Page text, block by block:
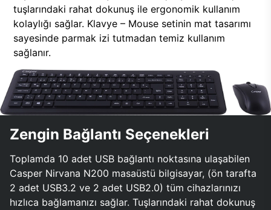
tuşlarındaki rahat dokunuş ile ergonomik kullanım
kolaylığı sağlar. Klavye – Mouse setinin mat tasarımı
sayesinde parmak izi tutmadan temiz kullanım
sağlanır.
Zengin Bağlantı Seçenekleri
Toplamda 10 adet USB bağlantı noktasına ulaşabilen
Casper Nirvana N200 masaüstü bilgisayar, (ön tarafta
2 adet USB3.2 ve 2 adet USB2.0) tüm cihazlarınızı
hızlıca bağlamanızı sağlar. Tuşlarındaki rahat dokunuş